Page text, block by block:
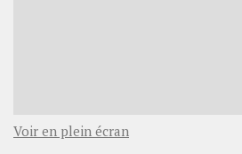
Voir en plein écran